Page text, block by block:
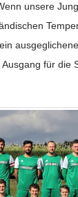
unsere
für die